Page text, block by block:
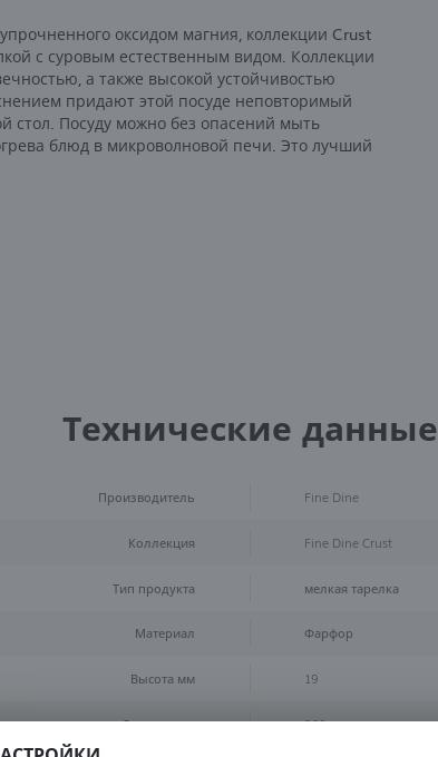
оксидом магния, коллекции Crust
с суровым естественным видом. Коллекции
а также высокой устойчивостью
придают этой посуде неповторимый
стол. Посуду можно без опасений мыть
блюд в микроволновой печи. Это лучший
Технические данные
Производитель Fine Dine
Коллекция Fine Dine Crust
Тип продукта мелкая тарелка
Материал Фарфор
Высота мм 19
Диаметр мм 230